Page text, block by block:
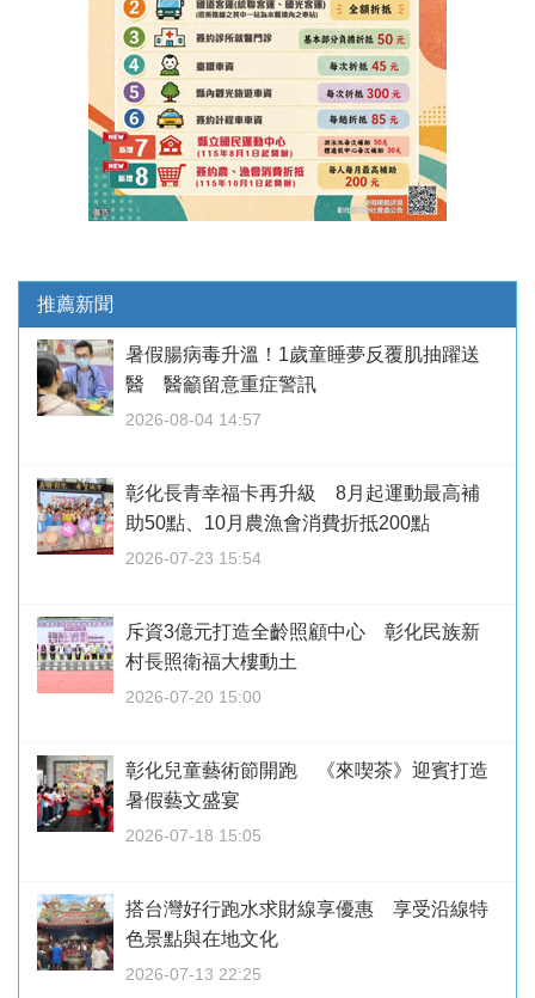
推薦新聞
暑假腸病毒升溫！1歲童睡夢反覆肌抽躍送
醫 醫籲留意重症警訊
2026-08-04 14:57
彰化長青幸福卡再升級 8月起運動最高補
助50點、10月農漁會消費折抵200點
2026-07-23 15:54
斥資3億元打造全齡照顧中心 彰化民族新
村長照衛福大樓動土
2026-07-20 15:00
彰化兒童藝術節開跑 《來喫茶》迎賓打造
暑假藝文盛宴
2026-07-18 15:05
搭台灣好行跑水求財線享優惠 享受沿線特
色景點與在地文化
2026-07-13 22:25